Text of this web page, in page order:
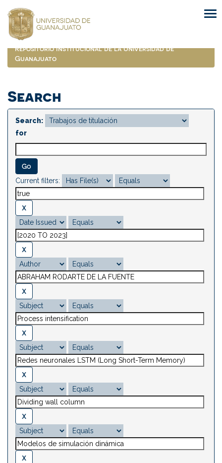
navigation
Repositorio Institucional de la Universidad de
Guanajuato
Search
Search:
for
Current filters: